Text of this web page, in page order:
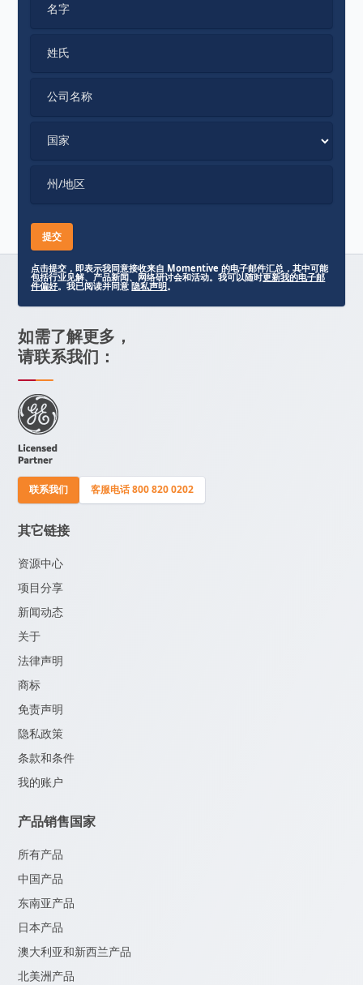
名字
姓氏
公司名称
国家
州/地区
点击提交，即表示我同意接收来自 Momentive 的电子邮件汇总，其中可能
包括行业见解、产品新闻、网络研讨会和活动。我可以随时更新我的电子邮
件偏好。我已阅读并同意隐私声明。
如需了解更多，
请联系我们：
联系我们 客服电话 800 820 0202
其它链接
资源中心
项目分享
新闻动态
关于
法律声明
商标
免责声明
隐私政策
条款和条件
我的账户
产品销售国家
所有产品
中国产品
东南亚产品
日本产品
澳大利亚和新西兰产品
北美洲产品